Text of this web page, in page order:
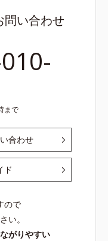
問い合わせ
まで
合わせ
ド
ので
い。
がりやすい